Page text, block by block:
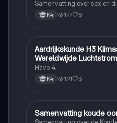
Samenvatting over sex en
K4 177 8
Aardrijkskunde
Aardrijkskunde H3
Wereldwijde
Havo 4
K4 191 3
Geschiedenis
Samenvatting koude